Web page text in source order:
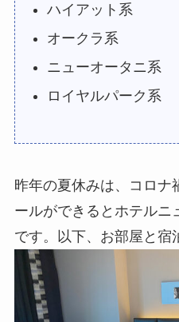
ハイアット系
オークラ系
ニューオータニ系
ロイヤルパーク系
昨年の夏休みは、コロナ
ールができるとホテルニ
です。以下、お部屋と宿